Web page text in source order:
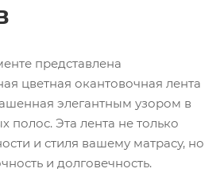
представлена
цветная окантовочная лента
элегантным узором в
полос. Эта лента не только
и стиля вашему матрасу, но
и долговечность.